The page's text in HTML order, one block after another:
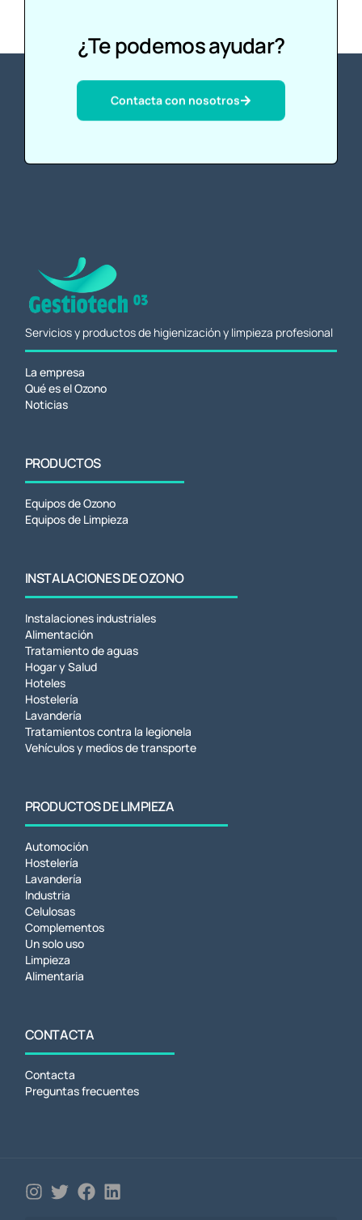
¿Te podemos ayudar?
Contacta con nosotros
Servicios y productos de higienización y limpieza profesional
La empresa
Qué es el Ozono
Noticias
PRODUCTOS
Equipos de Ozono
Equipos de Limpieza
INSTALACIONES DE OZONO
Instalaciones industriales
Alimentación
Tratamiento de aguas
Hogar y Salud
Hoteles
Hostelería
Lavandería
Tratamientos contra la legionela
Vehículos y medios de transporte
PRODUCTOS DE LIMPIEZA
Automoción
Hostelería
Lavandería
Industria
Celulosas
Complementos
Un solo uso
Limpieza
Alimentaria
CONTACTA
Contacta
Preguntas frecuentes